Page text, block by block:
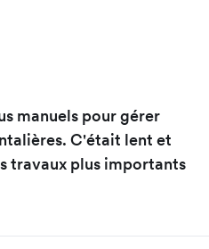
manuels pour gérer
C'était lent et
travaux plus importants